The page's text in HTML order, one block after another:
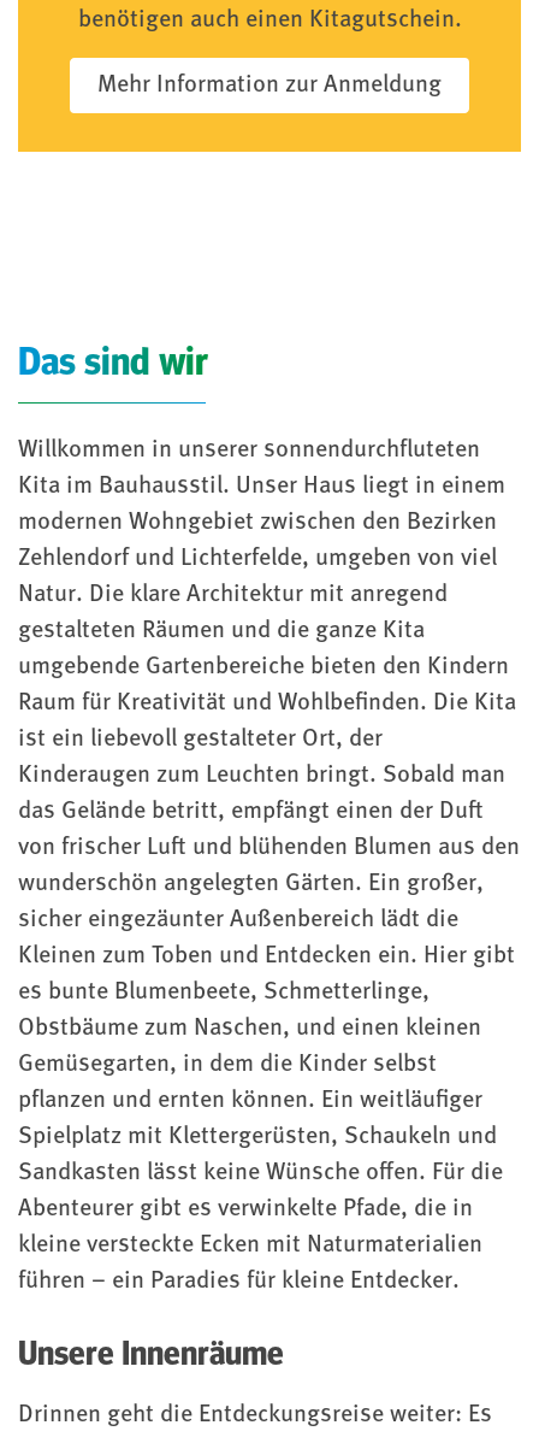
benötigen auch einen Kitagutschein.
Mehr Information zur Anmeldung
Das sind wir
Willkommen in unserer sonnendurchfluteten
Kita im Bauhausstil. Unser Haus liegt in einem
modernen Wohngebiet zwischen den Bezirken
Zehlendorf und Lichterfelde, umgeben von viel
Natur. Die klare Architektur mit anregend
gestalteten Räumen und die ganze Kita
umgebende Gartenbereiche bieten den Kindern
Raum für Kreativität und Wohlbefinden. Die Kita
ist ein liebevoll gestalteter Ort, der
Kinderaugen zum Leuchten bringt. Sobald man
das Gelände betritt, empfängt einen der Duft
von frischer Luft und blühenden Blumen aus den
wunderschön angelegten Gärten. Ein großer,
sicher eingezäunter Außenbereich lädt die
Kleinen zum Toben und Entdecken ein. Hier gibt
es bunte Blumenbeete, Schmetterlinge,
Obstbäume zum Naschen, und einen kleinen
Gemüsegarten, in dem die Kinder selbst
pflanzen und ernten können. Ein weitläufiger
Spielplatz mit Klettergerüsten, Schaukeln und
Sandkasten lässt keine Wünsche offen. Für die
Abenteurer gibt es verwinkelte Pfade, die in
kleine versteckte Ecken mit Naturmaterialien
führen – ein Paradies für kleine Entdecker.
Unsere Innenräume
Drinnen geht die Entdeckungsreise weiter: Es